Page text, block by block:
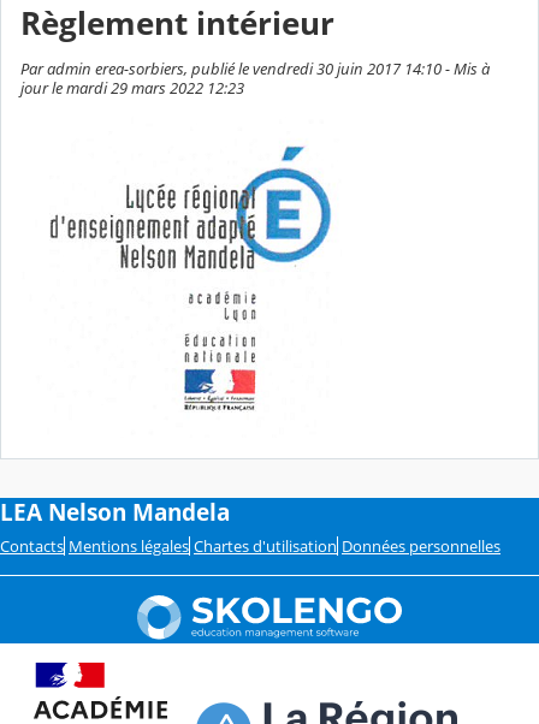
Règlement intérieur
Par admin erea-sorbiers, publié le vendredi 30 juin 2017 14:10 - Mis à
jour le mardi 29 mars 2022 12:23
LEA Nelson Mandela
Contacts Mentions légales Chartes d'utilisation Données personnelles